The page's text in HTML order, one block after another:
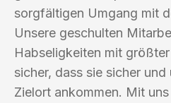
sorgfältigen Umgang mit
Unsere geschulten
Habseligkeiten mit
sicher, dass sie sicher
Zielort ankommen. Mit